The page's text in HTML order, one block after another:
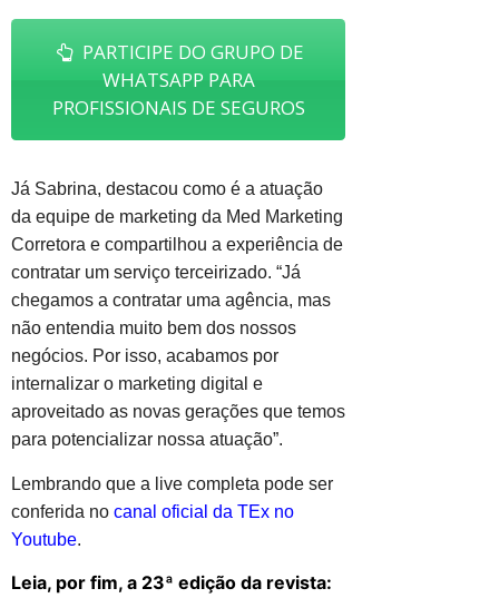
PARTICIPE DO GRUPO DE
WHATSAPP PARA
PROFISSIONAIS DE SEGUROS
Já Sabrina, destacou como é a atuação
da equipe de marketing da Med Marketing
Corretora e compartilhou a experiência de
contratar um serviço terceirizado. “Já
chegamos a contratar uma agência, mas
não entendia muito bem dos nossos
negócios. Por isso, acabamos por
internalizar o marketing digital e
aproveitado as novas gerações que temos
para potencializar nossa atuação”.
Lembrando que a live completa pode ser
conferida no canal oficial da TEx no
Youtube.
Leia, por fim, a 23ª edição da revista: